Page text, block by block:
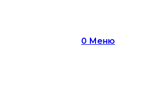
0 Меню